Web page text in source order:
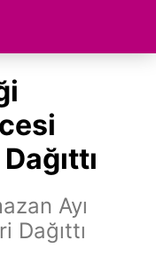
Ayı
Dağıttı